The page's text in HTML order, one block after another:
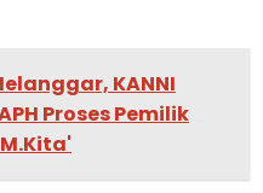
KANNI
Proses Pemilik